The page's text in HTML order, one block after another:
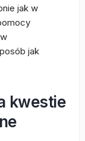
jak w
jak
kwestie